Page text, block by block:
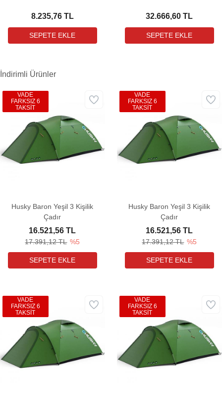
8.235,76 TL 32.666,60 TL
İndirimli Ürünler
Husky Baron Yeşil 3 Kişilik
Çadır
17.391,12 TL %5
16.521,56 TL
VADE
FARKSIZ 6
TAKSİT
Husky Baron Yeşil 3 Kişilik
Çadır
17.391,12 TL %5
16.521,56 TL
VADE
FARKSIZ 6
TAKSİT
VADE
FARKSIZ 6
TAKSİT
VADE
FARKSIZ 6
TAKSİT